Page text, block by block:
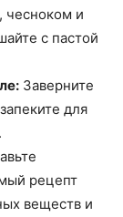
чесноком и
с пастой
Заверните
для
рецепт
веществ и